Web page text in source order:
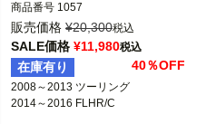
商品番号 1057
2008～2013 ツーリング
2014～2016 FLHR/C
※ハイドロクラッチ車は不可
kuryakyn（クリアキン）
販売価格 ¥20,300税込
SALE価格 ¥11,980税込
在庫有り 40％OFF
2008～2013 ツーリング
2014～2016 FLHR/C